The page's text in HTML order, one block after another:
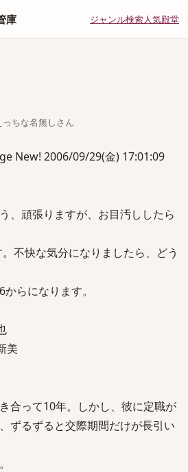
庫 ジャンル検索人気殿堂
ちな名無しさん
New! 2006/09/29(金) 17:01:09
、頑張りますが、お目汚ししたら
不快な気分になりましたら、どう
らになります。
美
合って10年。しかし、彼に定職が
ずるずると交際期間だけが長引い